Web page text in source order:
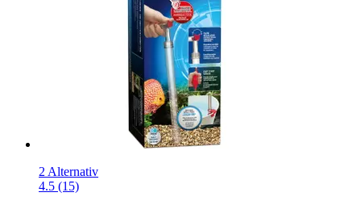
2 Alternativ
4.5 (15)